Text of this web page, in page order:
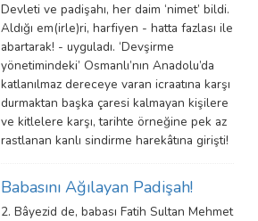
Devleti ve padişahı, her daim ‘nimet’ bildi.
Aldığı em(irle)ri, harfiyen - hatta fazlası ile
abartarak! - uyguladı. ‘Devşirme
yönetimindeki’ Osmanlı’nın Anadolu’da
katlanılmaz dereceye varan icraatına karşı
durmaktan başka çaresi kalmayan kişilere
ve kitlelere karşı, tarihte örneğine pek az
rastlanan kanlı sindirme harekâtına girişti!
Babasını Ağılayan Padişah!
2. Bâyezid de, babası Fatih Sultan Mehmet